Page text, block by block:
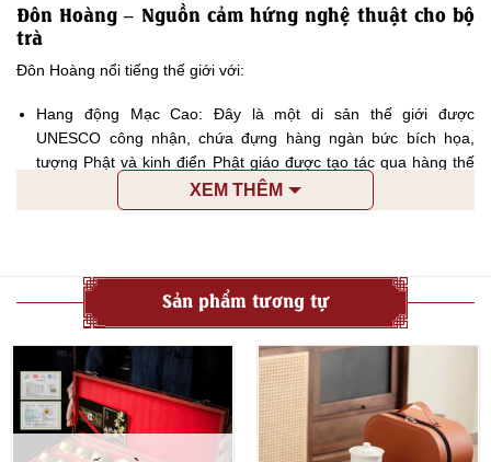
Đôn Hoàng – Nguồn cảm hứng nghệ thuật cho bộ
trà
Đôn Hoàng nổi tiếng thế giới với:
Hang động Mạc Cao: Đây là một di sản thế giới được
UNESCO công nhận, chứa đựng hàng ngàn bức bích họa,
tượng Phật và kinh điển Phật giáo được tạo tác qua hàng thế
kỷ. Nghệ thuật Đôn Hoàng mang đậm dấu ấn Phật giáo, pha
trộn hài hòa với văn hóa Trung Hoa, Ấn Độ, Ba Tư và Hy Lạp
Gobi rộng lớn, với những cồn cát hùng vĩ và cảnh quan thiên
nhiên độc đáo như Nguyệt Nha Tuyền (Hồ Bán Nguyệt).
Từ đó, Bộ Trà Công Phu Đôn Hoàng không chỉ là dụng cụ pha trà
mà còn là một tác phẩm nghệ thuật, mang theo giá trị lịch sử và
tinh thần:
Đặc điểm nổi bật của Bộ Trà Công Phu Đôn Hoàng
XEM THÊM
Sản phẩm tương tự